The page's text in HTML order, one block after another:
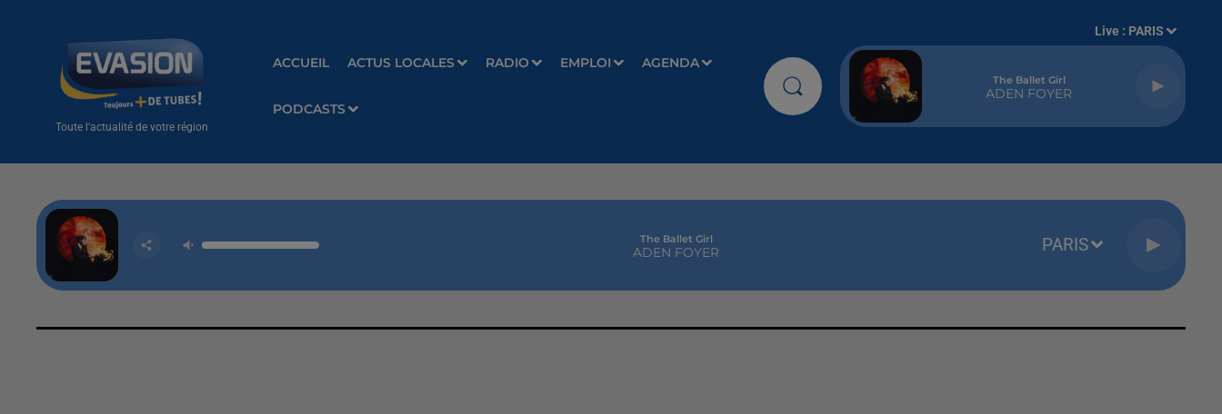
Toute l'actualité de votre région
ACCUEIL ACTUS LOCALES RADIO EMPLOI AGENDA
PODCASTS
Live : PARIS
The Ballet Girl
ADEN FOYER
The Ballet Girl
ADEN FOYER PARIS